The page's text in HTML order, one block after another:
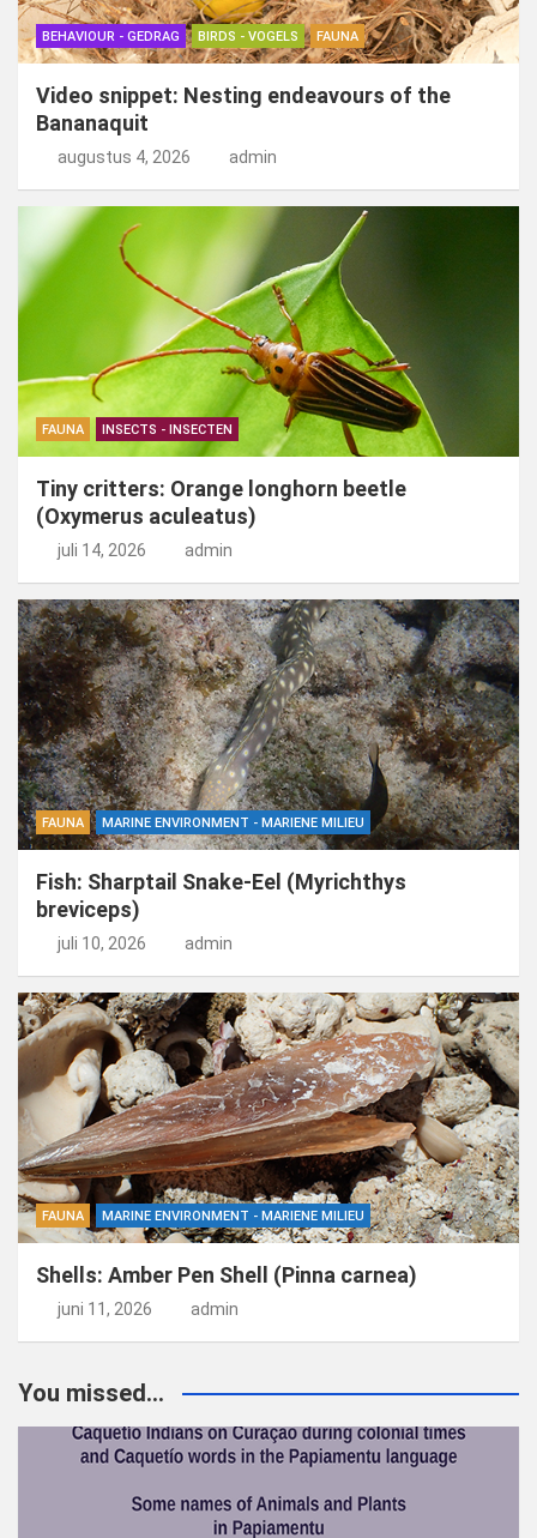
BEHAVIOUR - GEDRAG BIRDS - VOGELS FAUNA
Video snippet: Nesting endeavours of the
Bananaquit
augustus 4, 2026 admin
FAUNA INSECTS - INSECTEN
Tiny critters: Orange longhorn beetle
(Oxymerus aculeatus)
juli 14, 2026 admin
FAUNA MARINE ENVIRONMENT - MARIENE MILIEU
Fish: Sharptail Snake-Eel (Myrichthys
breviceps)
juli 10, 2026 admin
FAUNA MARINE ENVIRONMENT - MARIENE MILIEU
Shells: Amber Pen Shell (Pinna carnea)
juni 11, 2026 admin
You missed...